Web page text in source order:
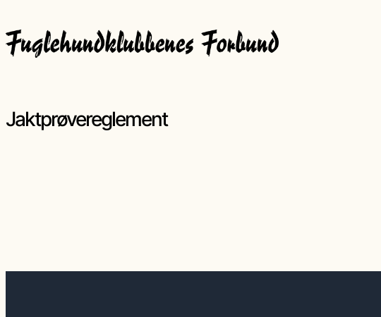
Jaktprøvereglement